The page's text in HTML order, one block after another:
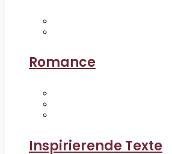
Romance
Inspirierende Texte